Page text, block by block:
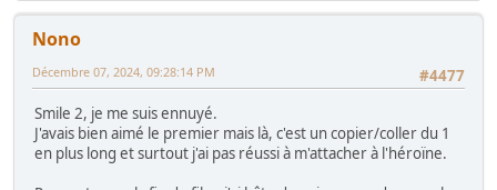
Nono
#4477
Décembre 07, 2024, 09:28:14 PM
Smile 2, je me suis ennuyé.
J'avais bien aimé le premier mais là, c'est un copier/coller du 1
en plus long et surtout j'ai pas réussi à m'attacher à l'héroïne.